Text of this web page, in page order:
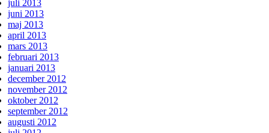
juli 2013
juni 2013
maj 2013
april 2013
mars 2013
februari 2013
januari 2013
december 2012
november 2012
oktober 2012
september 2012
augusti 2012